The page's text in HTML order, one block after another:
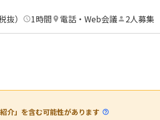
） 1時間 電話・Web会議 2人募集
介」を含む可能性があります